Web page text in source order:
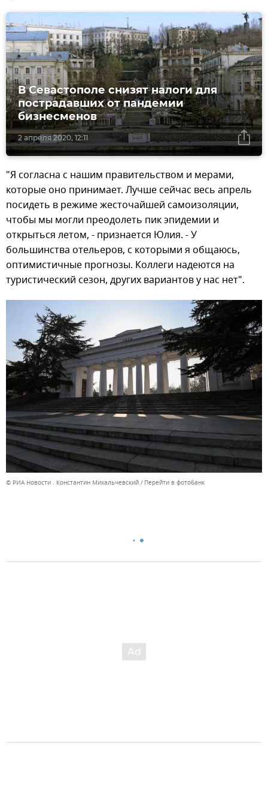
2 апреля 2020, 12:11
В Севастополе снизят налоги для
пострадавших от пандемии
бизнесменов
"Я согласна с нашим правительством и мерами,
которые оно принимает. Лучше сейчас весь апрель
посидеть в режиме жесточайшей самоизоляции,
чтобы мы могли преодолеть пик эпидемии и
открыться летом, - признается Юлия. - У
большинства отельеров, с которыми я общаюсь,
оптимистичные прогнозы. Коллеги надеются на
туристический сезон, других вариантов у нас нет".
© РИА Новости . Константин Михальчевский Перейти в фотобанк